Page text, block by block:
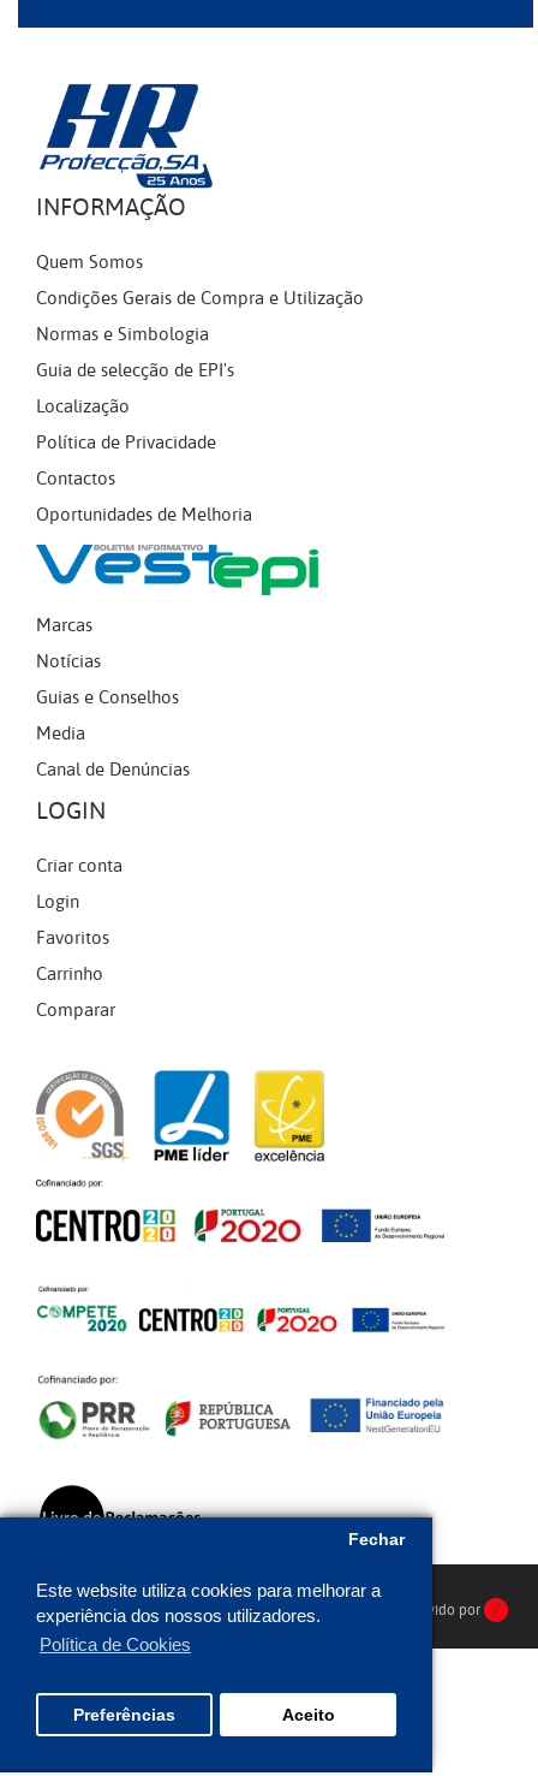
Este website utiliza cookies para melhorar a
experiência dos nossos utilizadores.
Política de Cookies
Fechar
Preferências Aceito
INFORMAÇÃO
Quem Somos
Condições Gerais de Compra e Utilização
Normas e Simbologia
Guia de selecção de EPI's
Localização
Política de Privacidade
Contactos
Oportunidades de Melhoria
Marcas
Notícias
Guias e Conselhos
Media
Canal de Denúncias
LOGIN
Criar conta
Login
Favoritos
Carrinho
Comparar
HR Protecção © 2026. Todos os direitos reservados. Desenvolvido por